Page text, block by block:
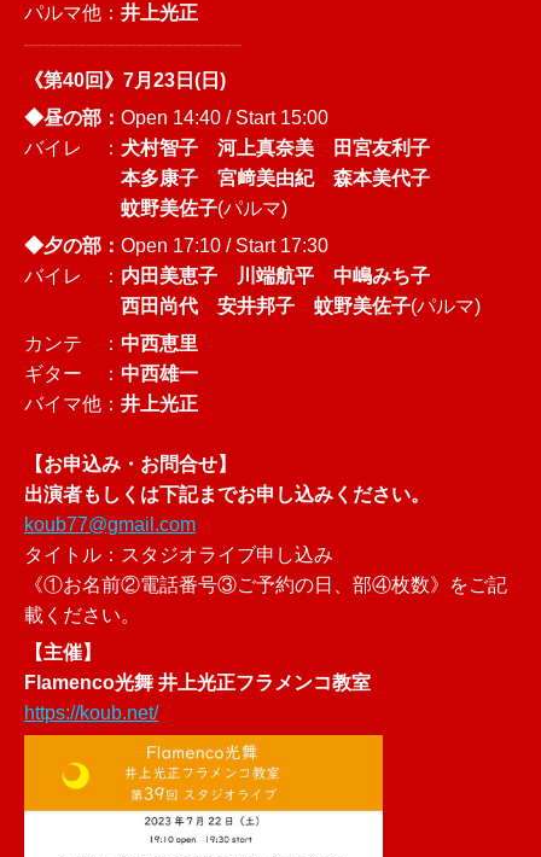
パルマ他： 井上光正
┈┈┈┈┈┈┈┈┈┈┈┈┈┈┈
《第40回》7月23日(日)
◆昼の部： Open 14:40 / Start 15:00
バイレ ： 犬村智子 河上真奈美 田宮友利子
本多康子 宮﨑美由紀 森本美代子
蚊野美佐子(パルマ)
◆夕の部： Open 17:10 / Start 17:30
バイレ ： 内田美恵子 川端航平 中嶋みち子
西田尚代 安井邦子 蚊野美佐子(パルマ)
カンテ ： 中西恵里
ギター ： 中西雄一
バイマ他： 井上光正
【お申込み・お問合せ】
出演者もしくは下記までお申し込みください。
koub77@gmail.com
タイトル：スタジオライブ申し込み
《①お名前②電話番号③ご予約の日、部④枚数》をご記
載ください。
【主催】
Flamenco光舞 井上光正フラメンコ教室
https://koub.net/